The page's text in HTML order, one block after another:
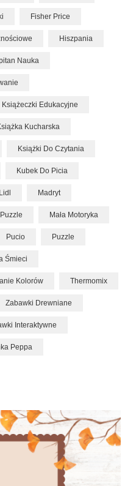
Fisher Price
Hiszpania
Nauka
Książeczki Edukacyjne
Kucharska
Książki Do Czytania
Kubek Do Picia
Lidl Madryt
Mała Motoryka
Pucio Puzzle
Śmieci
Kolorów Thermomix
Zabawki Drewniane
Interaktywne
Peppa